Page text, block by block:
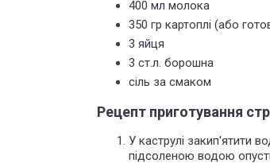
400 мл молока
350 гр картоплі (або
3 яйця
3 ст.л. борошна
сіль за смаком
Рецепт приготування
У каструлі закип'ятити
підсоленою водою